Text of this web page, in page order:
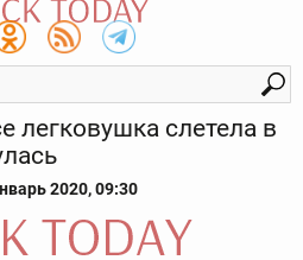
легковушка слетела в
2020, 09:30